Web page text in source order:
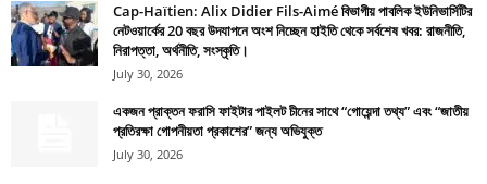
Cap-Haïtien: Alix Didier Fils-Aimé বিভাগীয় পাবলিক ইউনিভার্সিটির
নেটওয়ার্কের 20 বছর উদযাপনে অংশ নিচ্ছেন হাইতি থেকে সর্বশেষ খবর: রাজনীতি,
নিরাপত্তা, অর্থনীতি, সংস্কৃতি।
July 30, 2026
একজন প্রাক্তন ফরাসি ফাইটার পাইলট চীনের সাথে “গোয়েন্দা তথ্য” এবং “জাতীয়
প্রতিরক্ষা গোপনীয়তা প্রকাশের” জন্য অভিযুক্ত
July 30, 2026